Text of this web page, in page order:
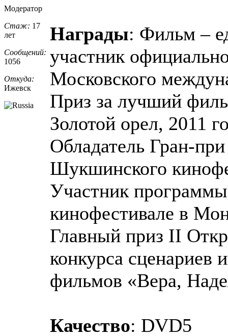
Модератор
Стаж: 17
лет
Сообщений:
1056
Откуда:
Ижевск
Награды: Фильм –
участник
Московского
Приз за лучший
Золотой орел, 2011
Обладатель Гран-
Шукшинского
Участник
кинофестивале в
Главный приз II
конкурса
фильмов «Вера,
Качество: DVD5